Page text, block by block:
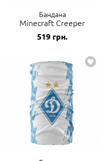
Бандана
Minecraft Creeper
519 грн.